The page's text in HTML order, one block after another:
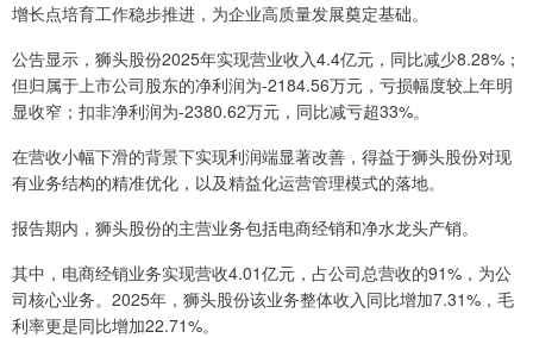
增长点培育工作稳步推进，为企业高质量发展奠定基础。
公告显示，狮头股份2025年实现营业收入4.4亿元，同比减少8.28%；
但归属于上市公司股东的净利润为-2184.56万元，亏损幅度较上年明
显收窄；扣非净利润为-2380.62万元，同比减亏超33%。
在营收小幅下滑的背景下实现利润端显著改善，得益于狮头股份对现
有业务结构的精准优化，以及精益化运营管理模式的落地。
报告期内，狮头股份的主营业务包括电商经销和净水龙头产销。
其中，电商经销业务实现营收4.01亿元，占公司总营收的91%，为公
司核心业务。2025年，狮头股份该业务整体收入同比增加7.31%，毛
利率更是同比增加22.71%。